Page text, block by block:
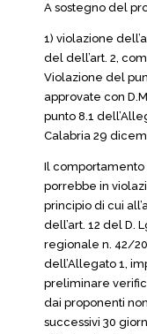
A sostegno del
1) violazione
del dell’art. 2,
Violazione del
approvate con
punto 8.1
Calabria 29
Il comportamento
porrebbe in
principio di cui
dell’art. 12 del D.
regionale n. 42/
dell’Allegato 1,
preliminare
dai proponenti
successivi 30